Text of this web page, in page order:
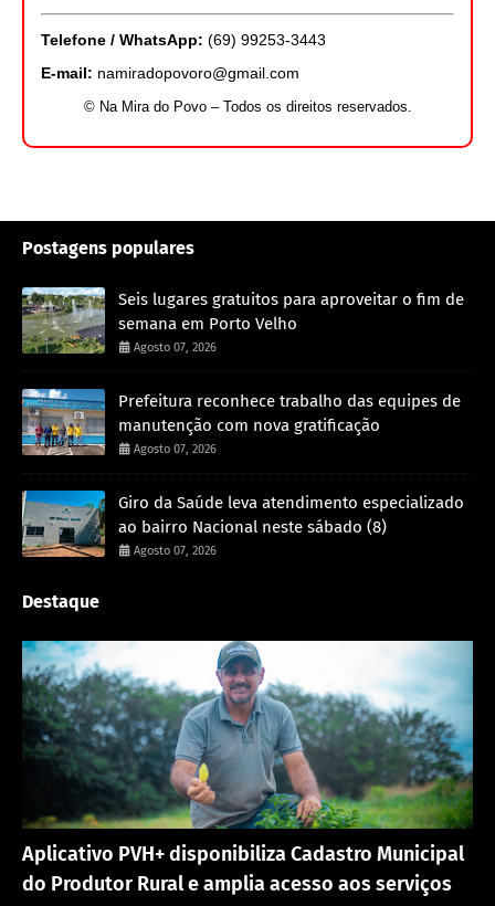
Telefone / WhatsApp: (69) 99253-3443
E-mail: namiradopovoro@gmail.com
© Na Mira do Povo – Todos os direitos reservados.
Postagens populares
Seis lugares gratuitos para aproveitar o fim de
semana em Porto Velho
Agosto 07, 2026
Prefeitura reconhece trabalho das equipes de
manutenção com nova gratificação
Agosto 07, 2026
Giro da Saúde leva atendimento especializado
ao bairro Nacional neste sábado (8)
Agosto 07, 2026
Destaque
Aplicativo PVH+ disponibiliza Cadastro Municipal
do Produtor Rural e amplia acesso aos serviços